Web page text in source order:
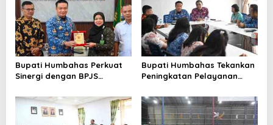
Bupati Humbahas Perkuat
Sinergi dengan BPJS
Perluas Perlindungan
Pekerja
Bupati Humbahas Tekankan
Peningkatan Pelayanan
Utamakan Profesionalisme
dan Integritas